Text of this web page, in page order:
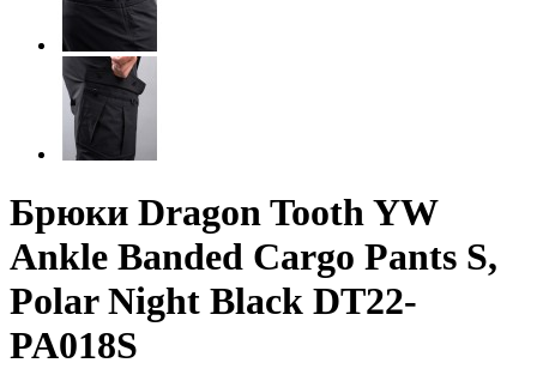
Брюки Dragon Tooth YW
Ankle Banded Cargo Pants S,
Polar Night Black DT22-
PA018S